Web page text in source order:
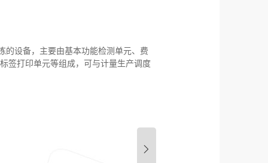
的设备，主要由基本功能检测单元、费
签打印单元等组成，可与计量生产调度